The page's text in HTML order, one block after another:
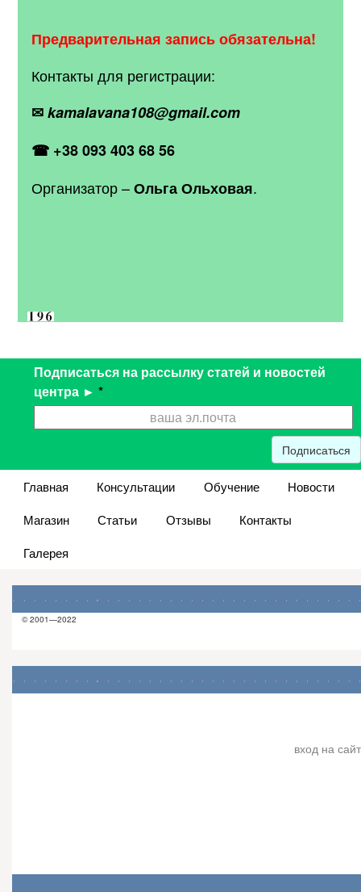
Предварительная запись обязательна!
Контакты для регистрации:
✉kamalavana108@gmail.com
☎ +38 093 403 68 56
Организатор–Ольга Ольховая.
Подписаться на рассылку статей и новостей
центра ► *
Подписаться
Главная Консультации Обучение
Новости
Магазин
Статьи Отзывы
Контакты
Галерея
© 2001—2022
вход на сайт